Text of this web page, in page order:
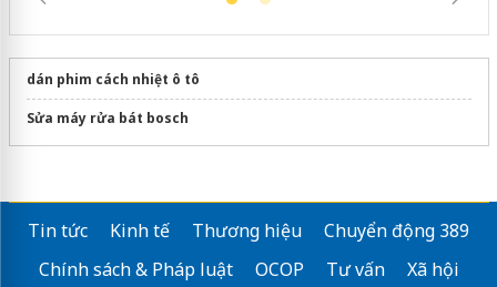
dán phim cách nhiệt ô tô
Sửa máy rửa bát bosch
Tin tức Kinh tế Thương hiệu
Chuyển động 389
Chính sách & Pháp luật
OCOP Tư vấn
Xã hội